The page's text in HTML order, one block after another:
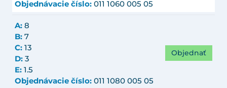
Objednávacie číslo: 011 1060 005 05
A: 8
B: 7
C: 13
D: 3
E: 1.5
Objednávacie číslo: 011 1080 005 05
Objednať